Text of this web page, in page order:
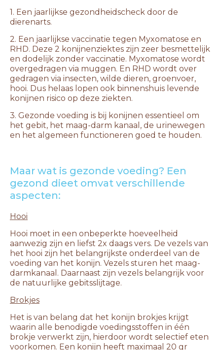
1. Een jaarlijkse gezondheidscheck door de
dierenarts.
2. Een jaarlijkse vaccinatie tegen Myxomatose en
RHD. Deze 2 konijnenziektes zijn zeer besmettelijk
en dodelijk zonder vaccinatie. Myxomatose wordt
overgedragen via muggen. En RHD wordt over
gedragen via insecten, wilde dieren, groenvoer,
hooi. Dus helaas lopen ook binnenshuis levende
konijnen risico op deze ziekten.
3. Gezonde voeding is bij konijnen essentieel om
het gebit, het maag-darm kanaal, de urinewegen
en het algemeen functioneren goed te houden.
Maar wat is gezonde voeding? Een
gezond dieet omvat verschillende
aspecten:
Hooi
Hooi moet in een onbeperkte hoeveelheid
aanwezig zijn en liefst 2x daags vers. De vezels van
het hooi zijn het belangrijkste onderdeel van de
voeding van het konijn. Vezels sturen het maag-
darmkanaal. Daarnaast zijn vezels belangrijk voor
de natuurlijke gebitsslijtage.
Brokjes
Het is van belang dat het konijn brokjes krijgt
waarin alle benodigde voedingsstoffen in één
brokje verwerkt zijn, hierdoor wordt selectief eten
voorkomen. Een konijn heeft maximaal 20 gr